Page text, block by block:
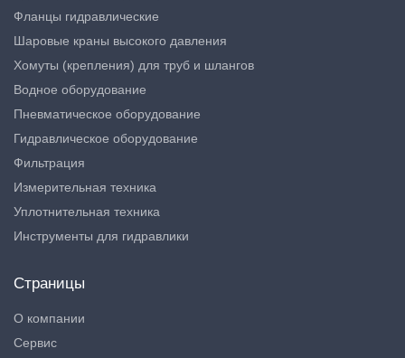
Фланцы гидравлические
Шаровые краны высокого давления
Хомуты (крепления) для труб и шлангов
Водное оборудование
Пневматическое оборудование
Гидравлическое оборудование
Фильтрация
Измерительная техника
Уплотнительная техника
Инструменты для гидравлики
Страницы
О компании
Сервис